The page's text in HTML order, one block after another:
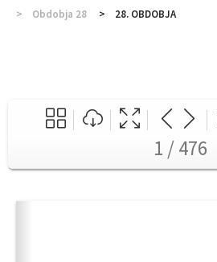
Obdobja 28 28. OBDOBJA
1 / 476